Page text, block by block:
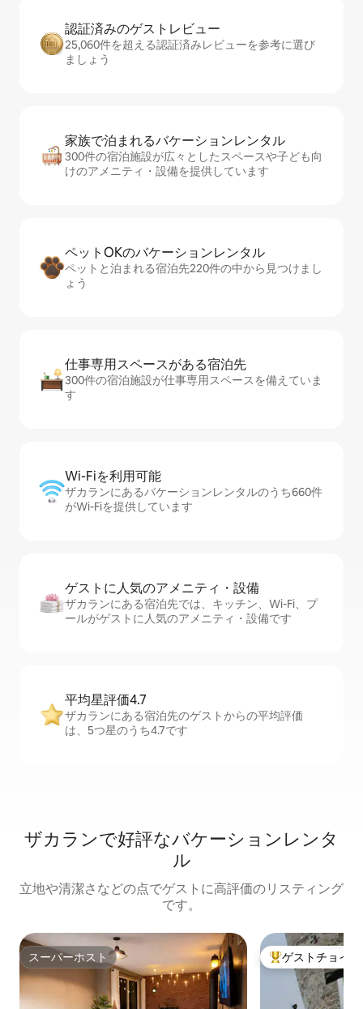
認証済みのゲ⁠ス⁠ト⁠レ⁠ビ⁠ュ⁠ー
25,060件を超える認証済みレビューを参考に選び
ましょう
家族で泊まれるバ⁠ケ⁠ー⁠シ⁠ョ⁠ンレ⁠ン⁠タ⁠ル
300件の宿泊施設が広々としたスペースや子ども向
けのアメニティ・設備を提供しています
ペットOKのバ⁠ケ⁠ー⁠シ⁠ョ⁠ンレ⁠ン⁠タ⁠ル
ペットと泊まれる宿泊先220件の中から見つけまし
ょう
仕事専用ス⁠ペ⁠ー⁠スがあ⁠る宿⁠泊⁠先
300件の宿泊施設が仕事専用スペースを備えていま
す
Wi-Fiを利⁠用⁠可⁠能
ザカランにあるバケーションレンタルのうち660件
がWi-Fiを提供しています
ゲストに人⁠気⁠のア⁠メ⁠ニ⁠テ⁠ィ・設⁠備
ザカランにある宿泊先では、キッチン、Wi-Fi、プ
ールがゲストに人気のアメニティ・設備です
平均星評価4.7
ザカランにある宿泊先のゲストからの平均評価
は、5つ星のうち4.7です
ザカランで好評なバケーションレンタ
ル
立地や清潔さなどの点でゲストに高評価のリスティング
です。
スーパーホスト
スーパーホスト 大好評のゲスト
ゲストチョイス